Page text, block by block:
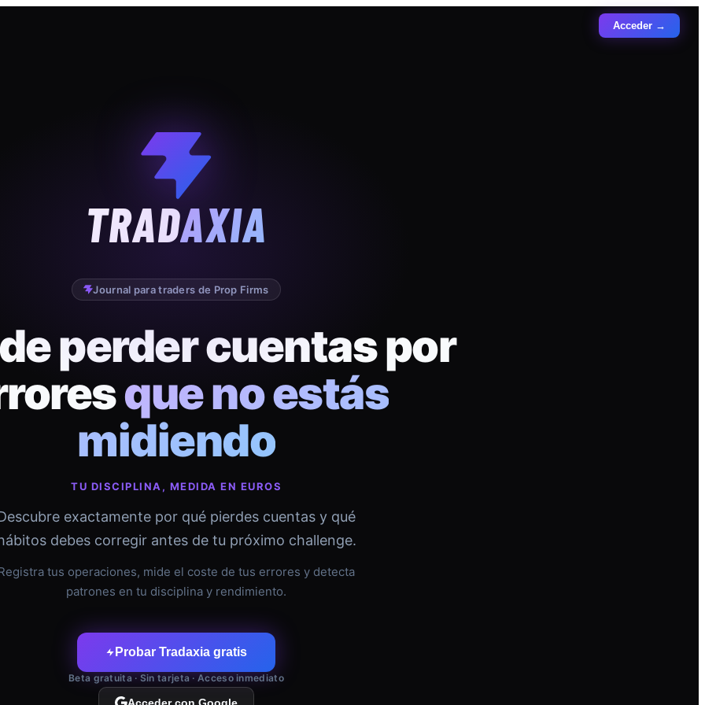
Acceder →
TRADAXIA
Journal para traders de Prop Firms
perder cuentas por
que no estás
midiendo
TU DISCIPLINA, MEDIDA EN EUROS
exactamente por qué pierdes cuentas y qué
debes corregir antes de tu próximo challenge.
tus operaciones, mide el coste de tus errores y detecta
patrones en tu disciplina y rendimiento.
Probar Tradaxia gratis
Beta gratuita · Sin tarjeta · Acceso inmediato